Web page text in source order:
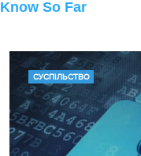
СУСПІЛЬСТВО